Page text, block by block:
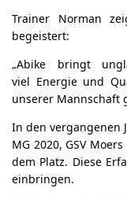
Trainer Norman
begeistert:
„Abike bringt
viel Energie und
unserer Mannschaft
In den vergangenen
MG 2020, GSV
dem Platz. Diese
einbringen.